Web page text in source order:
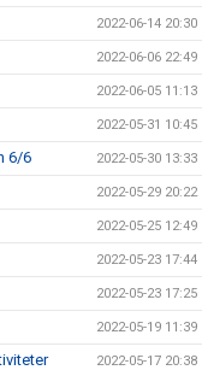
2022-06-14 20:30
2022-06-06 22:49
2022-06-05 11:13
2022-05-31 10:45
6/6 2022-05-30 13:33
2022-05-29 20:22
2022-05-25 12:49
2022-05-23 17:44
2022-05-23 17:25
2022-05-19 11:39
2022-05-17 20:38